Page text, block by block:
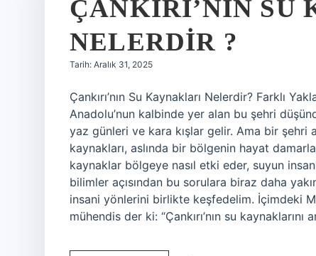
ÇANKIRI’NIN SU
NELERDIR ?
Tarih: Aralık 31, 2025
Çankırı’nın Su Kaynakları Nelerdir? Farklı
Anadolu’nun kalbinde yer alan bu şehri
yaz günleri ve kara kışlar gelir. Ama bir şehri
kaynakları, aslında bir bölgenin hayat
kaynaklar bölgeye nasıl etki eder, suyun
bilimler açısından bu sorulara biraz daha
insani yönlerini birlikte keşfedelim. İçimdeki
mühendis der ki: “Çankırı’nın su kaynaklarını